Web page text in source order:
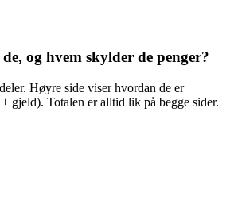
og hvem skylder de penger?
Høyre side viser hvordan de er
gjeld). Totalen er alltid lik på begge sider.